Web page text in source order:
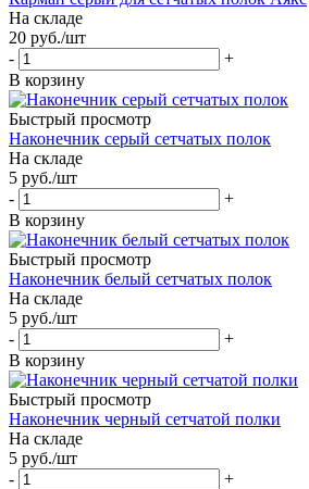
На складе
20 руб./шт
-
+
В корзину
Быстрый просмотр
Наконечник серый сетчатых полок
На складе
5 руб./шт
-
+
В корзину
Быстрый просмотр
Наконечник белый сетчатых полок
На складе
5 руб./шт
-
+
В корзину
Быстрый просмотр
Наконечник черный сетчатой полки
На складе
5 руб./шт
-
+